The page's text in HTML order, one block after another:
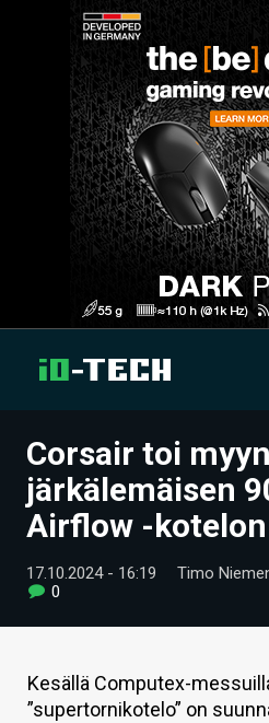
UUTISET
ARTIKKELIT
VIDEOT
HINTA.FI
Corsair toi
järkälemäisen
Airflow -kotelon
17.10.2024 - 16:19 Timo
0
Kesällä Computex-
”supertornikotelo” on